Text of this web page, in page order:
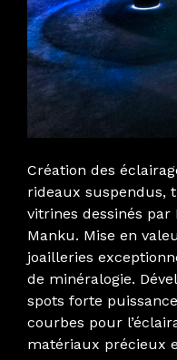
Création des
rideaux suspendus,
vitrines dessinés
Manku. Mise en
joailleries
de minéralogie.
spots forte
courbes pour
matériaux précieux